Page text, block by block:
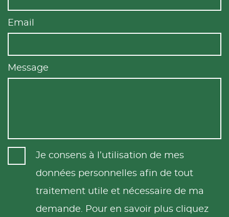
Email
Message
Je consens à l’utilisation de mes
données personnelles afin de tout
traitement utile et nécessaire de ma
demande. Pour en savoir plus cliquez